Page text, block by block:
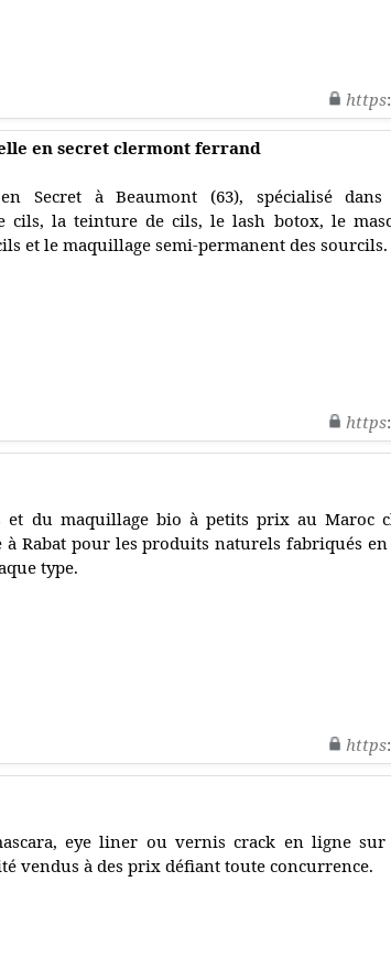
https
en secret clermont ferrand
Secret à Beaumont (63), spécialisé
cils, la teinture de cils, le lash botox, le
et le maquillage semi-permanent des sourcils.
https
et du maquillage bio à petits prix au Maroc
Rabat pour les produits naturels fabriqués
type.
https
eye liner ou vernis crack en ligne
vendus à des prix défiant toute concurrence.